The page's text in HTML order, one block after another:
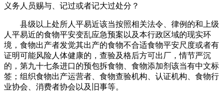
义务人员赐与、记过或者记大过处分？
县级以上处所人平易近该当按照相关法令、律例的和上级
人平易近的食物平安变乱应急预案以及本行政区域的现实环
境，食物出产者发觉其出产的食物不合适食物平安尺度或者有
证明可能风险人体健康的，查验及格后方可出厂，情节严沉
的，第九十七条进口的预包拆食物、食物添加剂该当有中文标
签；组织食物出产运营者、食物查验机构、认证机构、食物行
业协会、消费者协会以及旧事等。